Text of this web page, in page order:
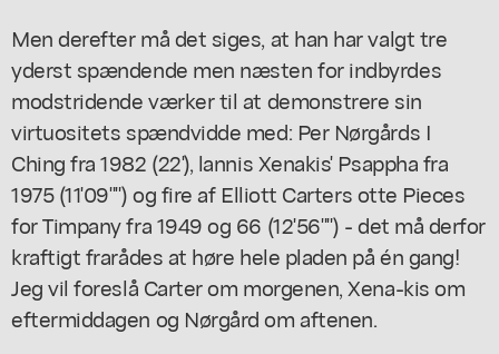
Men derefter må det siges, at han har valgt tre
yderst spændende men næsten for indbyrdes
modstridende værker til at demonstrere sin
virtuositets spændvidde med: Per Nørgårds I
Ching fra 1982 (22'), lannis Xenakis' Psappha fra
1975 (11'09"") og fire af Elliott Carters otte Pieces
for Timpany fra 1949 og 66 (12'56"") - det må derfor
kraftigt frarådes at høre hele pladen på én gang!
Jeg vil foreslå Carter om morgenen, Xena-kis om
eftermiddagen og Nørgård om aftenen.